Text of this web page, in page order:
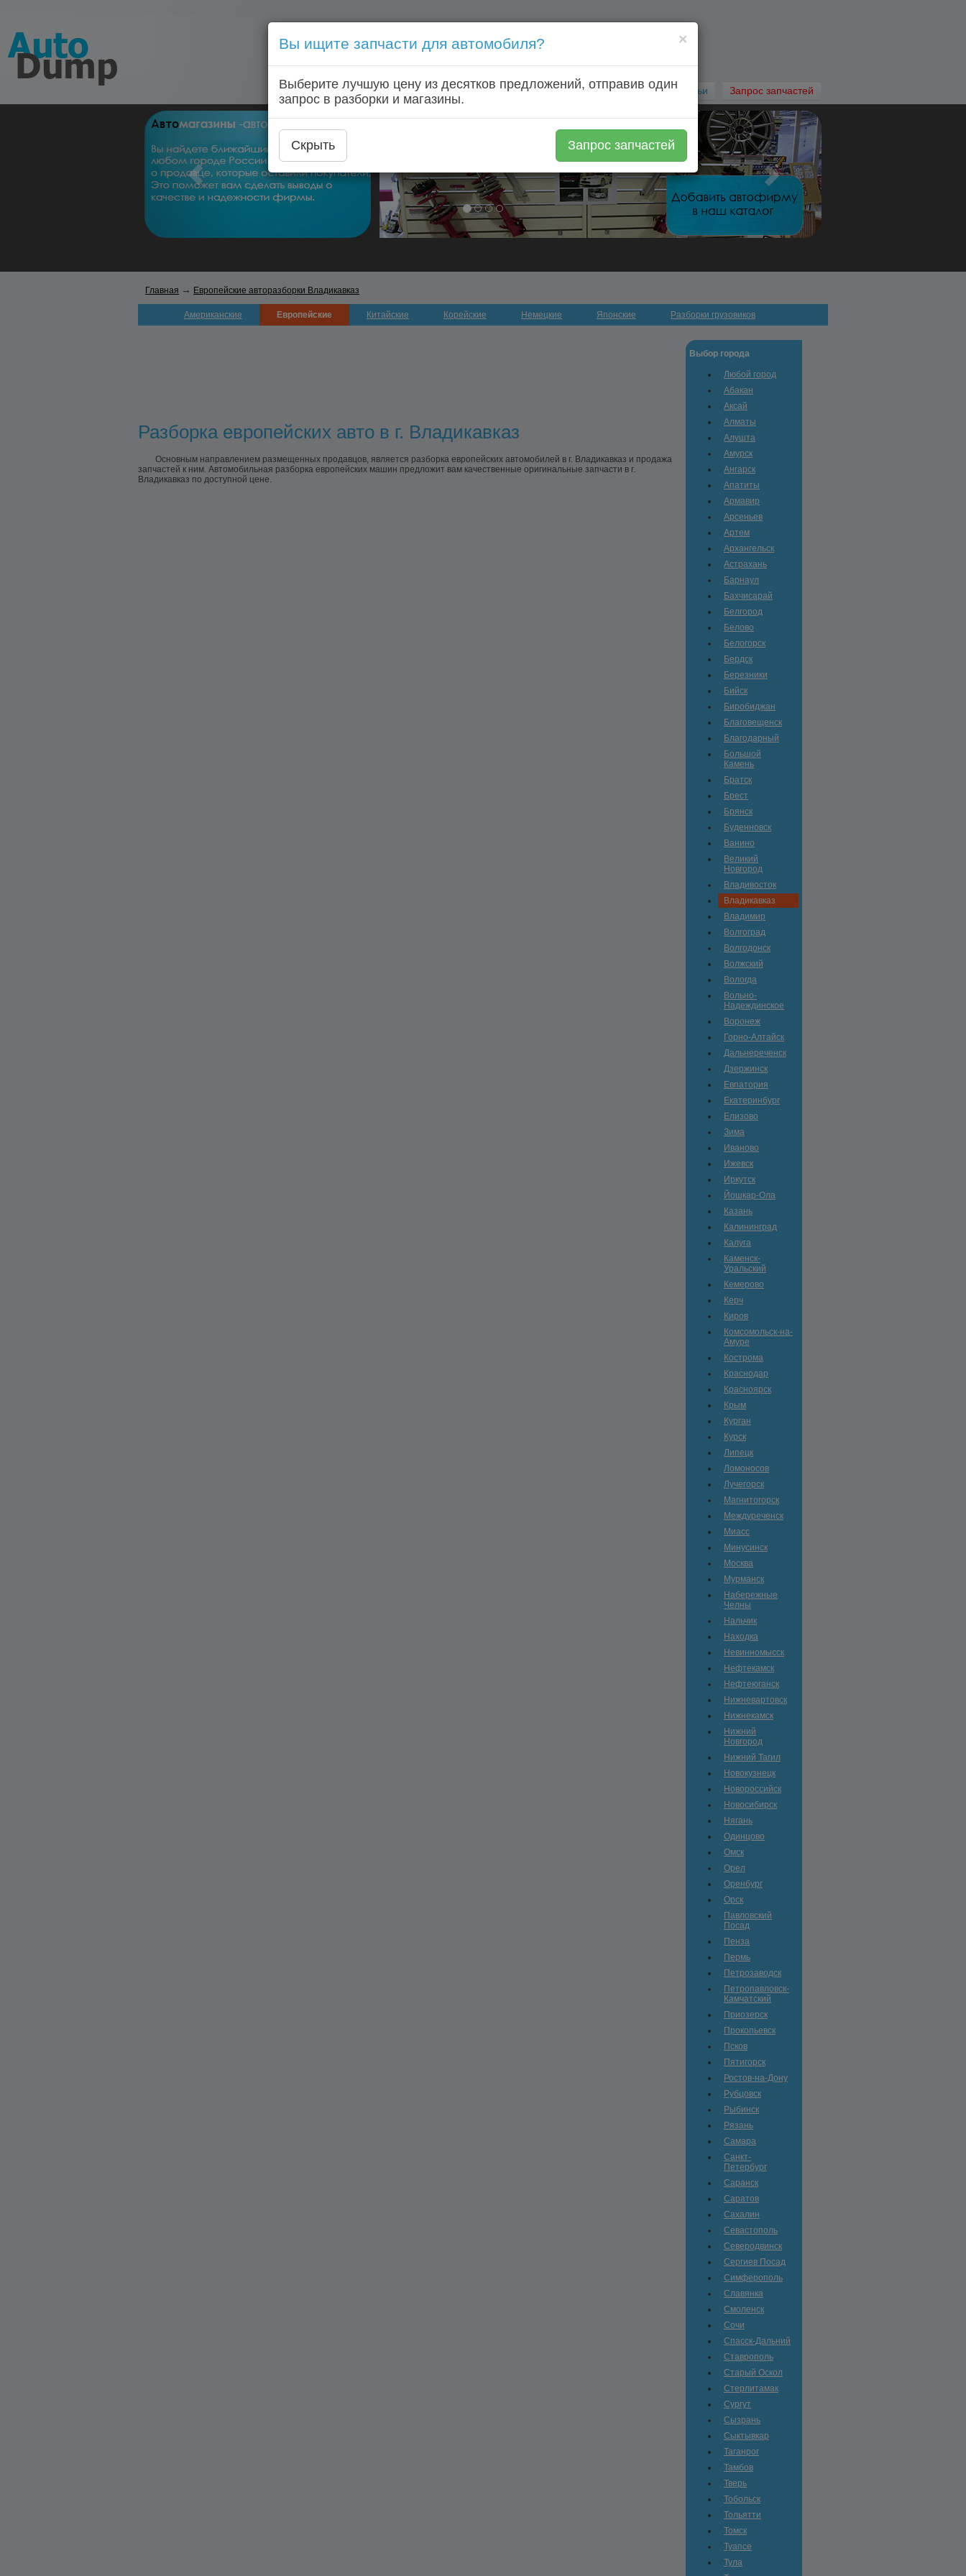
Голосовой запрос запчастей: +7 (920) 253 64 22
Главная Автозапчасти Автомагазины Авторазборки Автостатьи Запрос запчастей
Главная → Европейские авторазборки Владикавказ
Американские Европейские Китайские Корейские Немецкие Японские Разборки грузовиков
Разборка европейских авто в г. Владикавказ
Основным направлением размещенных продавцов, является разборка европейских автомобилей в г. Владикавказ и продажа
запчастей к ним. Автомобильная разборка европейских машин предложит вам качественные оригинальные запчасти в г.
Владикавказ по доступной цене.
Выбор города
Любой город
Абакан
Аксай
Алматы
Алушта
Амурск
Ангарск
Апатиты
Армавир
Арсеньев
Артем
Архангельск
Астрахань
Барнаул
Бахчисарай
Белгород
Белово
Белогорск
Бердск
Березники
Бийск
Биробиджан
Благовещенск
Благодарный
Большой
Камень
Братск
Брест
Брянск
Буденновск
Ванино
Великий
Новгород
Владивосток
Владикавказ
Владимир
Волгоград
Волгодонск
Волжский
Вологда
Вольно-
Hадеждинское
Воронеж
Горно-Алтайск
Дальнереченск
Дзержинск
Евпатория
Екатеринбург
Елизово
Зима
Иваново
Ижевск
Иркутск
Йошкар-Ола
Казань
Калининград
Калуга
Каменск-
Уральский
Кемерово
Керч
Киров
Комсомольск-на-
Амуре
Кострома
Краснодар
Красноярск
Крым
Курган
Курск
Липецк
Ломоносов
Лучегорск
Магнитогорск
Междуреченск
Миасс
Минусинск
Москва
Мурманск
Набережные
Челны
Нальчик
Находка
Невинномысск
Нефтекамск
Нефтеюганск
Нижневартовск
Нижнекамск
Нижний
Новгород
Нижний Тагил
Новокузнецк
Новороссийск
Новосибирск
Нягань
Одинцово
Омск
Орел
Оренбург
Орск
Павловский
Посад
Пенза
Пермь
Петрозаводск
Петропавловск-
Камчатский
Приозерск
Прокопьевск
Псков
Пятигорск
Ростов-на-Дону
Рубцовск
Рыбинск
Рязань
Самара
Санкт-
Петербург
Саранск
Саратов
Сахалин
Севастополь
Северодвинск
Сергиев Посад
Симферополь
Славянка
Смоленск
Сочи
Спасск-Дальний
Ставрополь
Старый Оскол
Стерлитамак
Сургут
Сызрань
Сыктывкар
Таганрог
Тамбов
Тверь
Тобольск
Тольятти
Томск
Туапсе
Тула
×
Вы ищите запчасти для автомобиля?
Выберите лучшую цену из десятков предложений, отправив один
запрос в разборки и магазины.
Скрыть Запрос запчастей